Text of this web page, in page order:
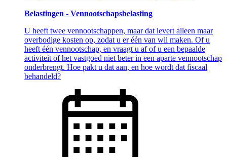
Belastingen - Vennootschapsbelasting
U heeft twee vennootschappen, maar dat levert alleen maar
overbodige kosten op, zodat u er één van wil maken. Of u
heeft één vennootschap, en vraagt u af of u een bepaalde
activiteit of het vastgoed niet beter in een aparte vennootschap
onderbrengt. Hoe pakt u dat aan, en hoe wordt dat fiscaal
behandeld?